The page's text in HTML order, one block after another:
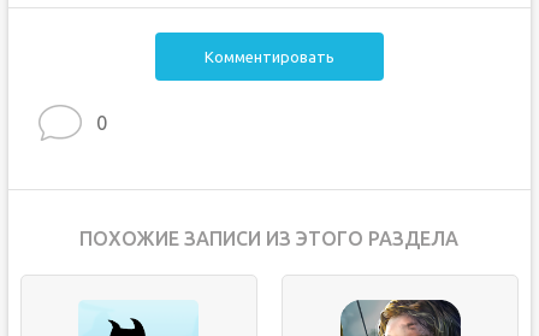
Комментировать
0
ПОХОЖИЕ ЗАПИСИ ИЗ ЭТОГО РАЗДЕЛА